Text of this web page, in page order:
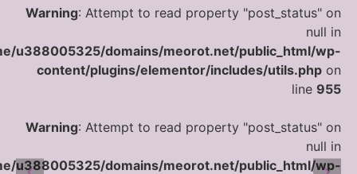
Warning: Attempt to read property "post_status" on
null in
u388005325/domains/meorot.net/public_html/wp-
content/plugins/elementor/includes/utils.php on
line 955
Warning: Attempt to read property "post_status" on
null in
u388005325/domains/meorot.net/public_html/wp-